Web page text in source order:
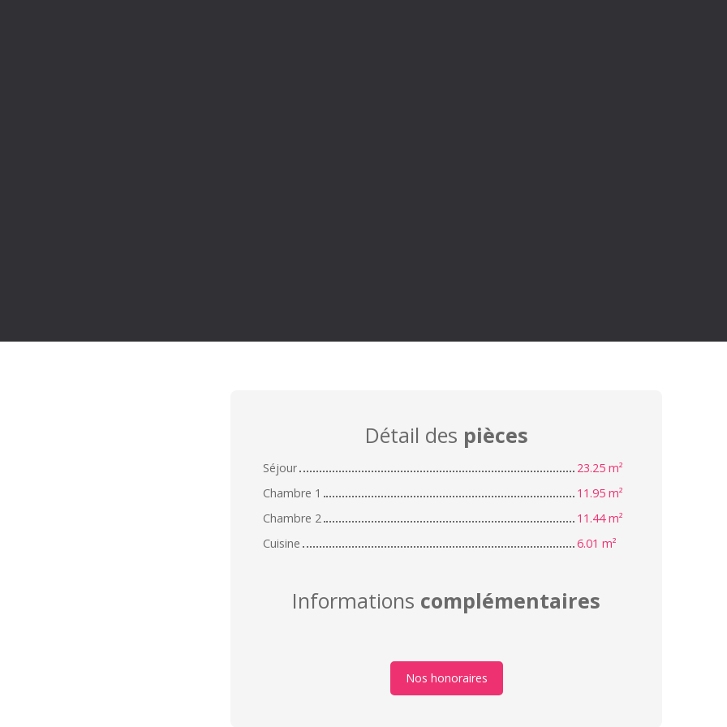
Détail des pièces
Séjour
23.25 m²
Chambre 1
11.95 m²
Chambre 2
11.44 m²
Cuisine
6.01 m²
Informations complémentaires
Nos honoraires